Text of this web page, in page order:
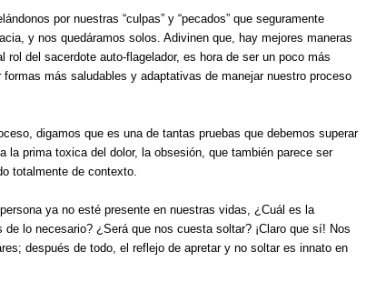
por nuestras “culpas” y “pecados” que seguramente
y nos quedáramos solos. Adivinen que, hay mejores maneras
rol del sacerdote auto-flagelador, es hora de ser un poco más
más saludables y adaptativas de manejar nuestro proceso
digamos que es una de tantas pruebas que debemos superar
la prima toxica del dolor, la obsesión, que también parece ser
totalmente de contexto.
ya no esté presente en nuestras vidas, ¿Cuál es la
lo necesario? ¿Será que nos cuesta soltar? ¡Claro que sí! Nos
después de todo, el reflejo de apretar y no soltar es innato en